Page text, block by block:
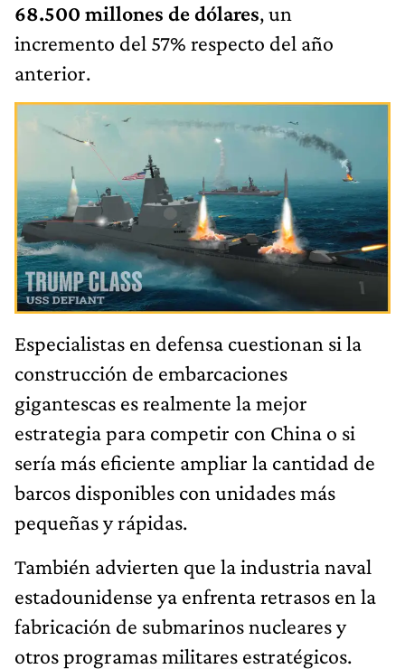
68.500 millones de dólares, un
incremento del 57% respecto del año
anterior.
Especialistas en defensa cuestionan si la
construcción de embarcaciones
gigantescas es realmente la mejor
estrategia para competir con China o si
sería más eficiente ampliar la cantidad de
barcos disponibles con unidades más
pequeñas y rápidas.
También advierten que la industria naval
estadounidense ya enfrenta retrasos en la
fabricación de submarinos nucleares y
otros programas militares estratégicos.